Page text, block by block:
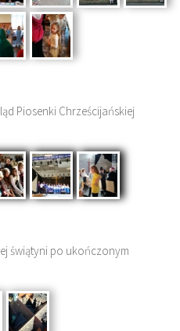
Piosenki Chrześcijańskiej
świątyni po ukończonym